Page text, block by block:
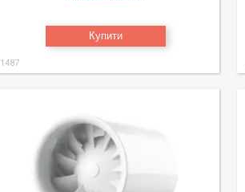
Купити
1487